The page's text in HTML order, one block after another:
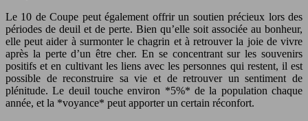
Le 10 de Coupe peut également offrir un soutien précieux lors des
périodes de deuil et de perte. Bien qu’elle soit associée au bonheur,
elle peut aider à surmonter le chagrin et à retrouver la joie de vivre
après la perte d’un être cher. En se concentrant sur les souvenirs
positifs et en cultivant les liens avec les personnes qui restent, il est
possible de reconstruire sa vie et de retrouver un sentiment de
plénitude. Le deuil touche environ *5%* de la population chaque
année, et la *voyance* peut apporter un certain réconfort.